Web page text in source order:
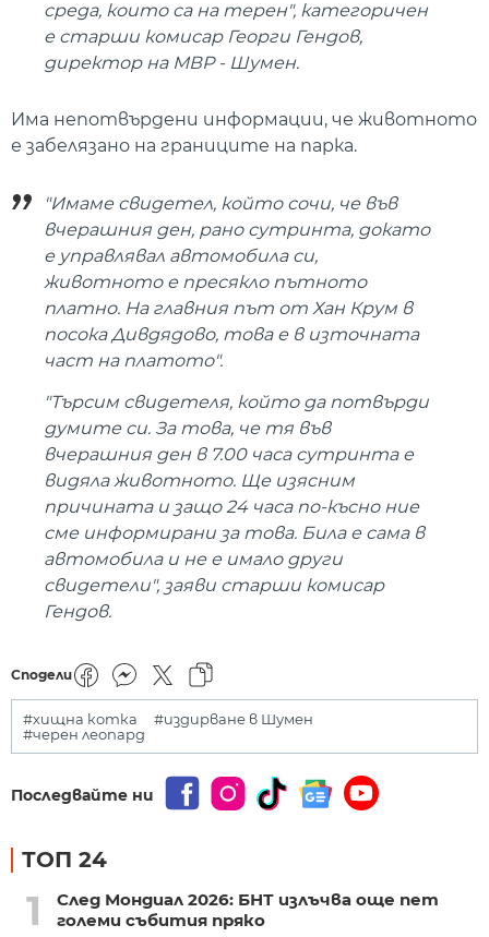
среда, които са на терен", категоричен
е старши комисар Георги Гендов,
директор на МВР - Шумен.
Има непотвърдени информации, че животното
е забелязано на границите на парка.
"Имаме свидетел, който сочи, че във
вчерашния ден, рано сутринта, докато
е управлявал автомобила си,
животното е пресякло пътното
платно. На главния път от Хан Крум в
посока Дивдядово, това е в източната
част на платото".
"Търсим свидетеля, който да потвърди
думите си. За това, че тя във
вчерашния ден в 7.00 часа сутринта е
видяла животното. Ще изясним
причината и защо 24 часа по-късно ние
сме информирани за това. Била е сама в
автомобила и не е имало други
свидетели", заяви старши комисар
Гендов.
Сподели
#хищна котка
#издирване в Шумен
#черен леопард
Последвайте ни
ТОП 24
1
След Мондиал 2026: БНТ излъчва още пет
големи събития пряко